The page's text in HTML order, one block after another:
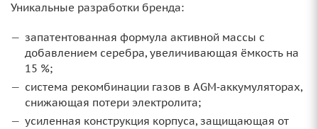
Уникальные разработки бренда:
запатентованная формула активной массы с
добавлением серебра, увеличивающая ёмкость на
15 %;
система рекомбинации газов в AGM‑аккумуляторах,
снижающая потери электролита;
усиленная конструкция корпуса, защищающая от